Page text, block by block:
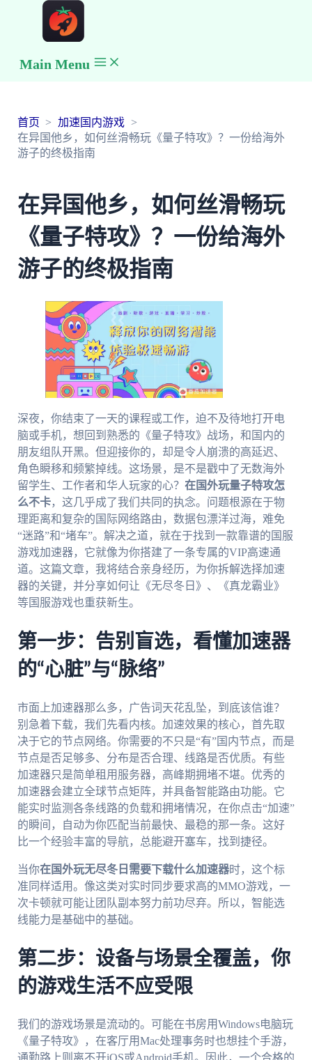
Main Menu
首页
加速国内游戏
在异国他乡，如何丝滑畅玩《量子特攻》？一份给海外
游子的终极指南
在异国他乡，如何丝滑畅玩
《量子特攻》？一份给海外
游子的终极指南
深夜，你结束了一天的课程或工作，迫不及待地打开电
脑或手机，想回到熟悉的《量子特攻》战场，和国内的
朋友组队开黑。但迎接你的，却是令人崩溃的高延迟、
角色瞬移和频繁掉线。这场景，是不是戳中了无数海外
留学生、工作者和华人玩家的心？ 在国外玩量子特攻怎
么不卡，这几乎成了我们共同的执念。问题根源在于物
理距离和复杂的国际网络路由，数据包漂洋过海，难免
“迷路”和“堵车”。解决之道，就在于找到一款靠谱的国服
游戏加速器，它就像为你搭建了一条专属的VIP高速通
道。这篇文章，我将结合亲身经历，为你拆解选择加速
器的关键，并分享如何让《无尽冬日》、《真龙霸业》
等国服游戏也重获新生。
第一步：告别盲选，看懂加速器
的“心脏”与“脉络”
市面上加速器那么多，广告词天花乱坠，到底该信谁？
别急着下载，我们先看内核。加速效果的核心，首先取
决于它的节点网络。你需要的不只是“有”国内节点，而是
节点是否足够多、分布是否合理、线路是否优质。有些
加速器只是简单租用服务器，高峰期拥堵不堪。优秀的
加速器会建立全球节点矩阵，并具备智能路由功能。它
能实时监测各条线路的负载和拥堵情况，在你点击“加速”
的瞬间，自动为你匹配当前最快、最稳的那一条。这好
比一个经验丰富的导航，总能避开塞车，找到捷径。
当你在国外玩无尽冬日需要下载什么加速器时，这个标
准同样适用。像这类对实时同步要求高的MMO游戏，一
次卡顿就可能让团队副本努力前功尽弃。所以，智能选
线能力是基础中的基础。
第二步：设备与场景全覆盖，你
的游戏生活不应受限
我们的游戏场景是流动的。可能在书房用Windows电脑玩
《量子特攻》，在客厅用Mac处理事务时也想挂个手游，
通勤路上则离不开iOS或Android手机。因此，一个合格的